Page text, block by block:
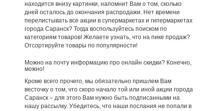
находится внизу картинки, напомнит Вам о том, сколько
дней осталось до окончания распродажи. Нет времени
перелистывать все акции в супермаркетах и гипермаркетах
города Саранск? Тогда воспользуйтесь поиском по
категориям товаров! Желаете узнать, что на пике продаж?
Отсортируйте товары по популярности!
Можно на почту информацию про онлайн скидки? Конечно,
можно!
Кроме всего прочего, мы обязательно пришлем Вам
весточку о том, что скоро начало той или иной акции города
Саранск – для этого Вам нужно быть подписанными на
нашу рассылку. Убедитесь, что наши послания не попали в